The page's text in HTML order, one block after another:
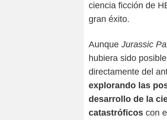
ciencia ficción de
gran éxito.
Aunque Jurassic
hubiera sido
directamente del
explorando las
desarrollo de la
catastróficos con